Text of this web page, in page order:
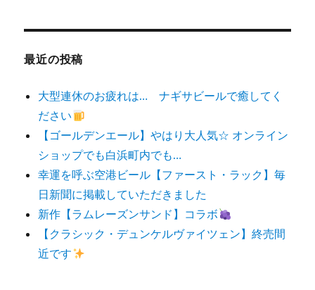
象:
最近の投稿
大型連休のお疲れは… ナギサビールで癒してく
ださい
【ゴールデンエール】やはり大人気☆ オンライン
ショップでも白浜町内でも…
幸運を呼ぶ空港ビール【ファースト・ラック】毎
日新聞に掲載していただきました
新作【ラムレーズンサンド】コラボ
【クラシック・デュンケルヴァイツェン】終売間
近です